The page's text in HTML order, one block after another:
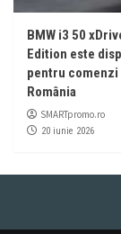
BMW i3 50
Edition este
pentru
România
SMARTpromo.ro
20 iunie 2026